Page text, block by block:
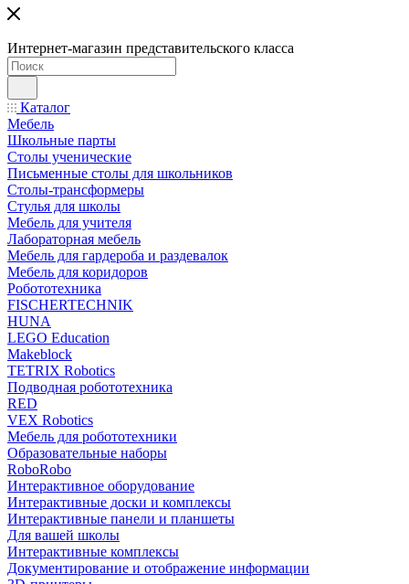
Интернет-магазин представительского класса
Каталог
Мебель
Школьные парты
Столы ученические
Письменные столы для школьников
Столы-трансформеры
Стулья для школы
Мебель для учителя
Лабораторная мебель
Мебель для гардероба и раздевалок
Мебель для коридоров
Робототехника
FISCHERTECHNIK
HUNA
LEGO Education
Makeblock
TETRIX Robotics
Подводная робототехника
RED
VEX Robotics
Мебель для робототехники
Образовательные наборы
RoboRobo
Интерактивное оборудование
Интерактивные доски и комплексы
Интерактивные панели и планшеты
Для вашей школы
Интерактивные комплексы
Документирование и отображение информации